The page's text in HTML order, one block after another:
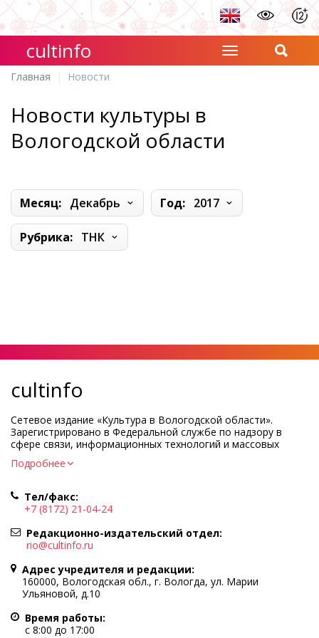
cultinfo
Главная Новости
Новости культуры в
Вологодской области
Месяц: Декабрь Год: 2017
Рубрика: ТНК
cultinfo
Сетевое издание «Культура в Вологодской области».
Зарегистрировано в Федеральной службе по надзору в
сфере связи, информационных технологий и массовых
коммуникаций.
Регистрационный номер и дата принятия решения о
Учредитель КУ ВО «Информационно-аналитический центр
культуры»
Адрес учредителя и редакции: 160000, Вологодская обл., г.
Вологда, ул. Марии Ульяновой, д.10
Главный редактор — Легчанова Елена Григорьевна
Политика в отношении обработки персональных данных
При полном или частичном использовании информации
портала гиперссылка на cultinfo.ru обязательна.
Редакция не несет ответственности за достоверность
Подробнее
Тел/факс:
+7 (8172) 21-04-24
Редакционно-издательский отдел:
rio@cultinfo.ru
Адрес учредителя и редакции:
160000, Вологодская обл., г. Вологда, ул. Марии
Ульяновой, д.10
Время работы:
с 8:00 до 17:00